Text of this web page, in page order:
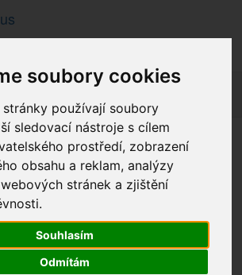
soubory cookies
používají soubory
sledovací nástroje s cílem
prostředí, zobrazení
obsahu a reklam, analýzy
stránek a zjištění
Souhlasím
Odmítám
v tuto chvíli je Náš internetový obchod v
on-line nyní nelze vyřídit.